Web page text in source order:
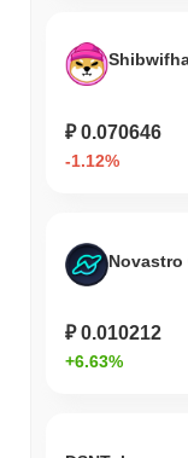
₽ 0.070646
-1.12%
₽ 0.010212
+6.63%